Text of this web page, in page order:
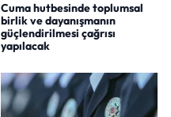
Cuma hutbesinde toplumsal
birlik ve dayanışmanın
güçlendirilmesi çağrısı
yapılacak